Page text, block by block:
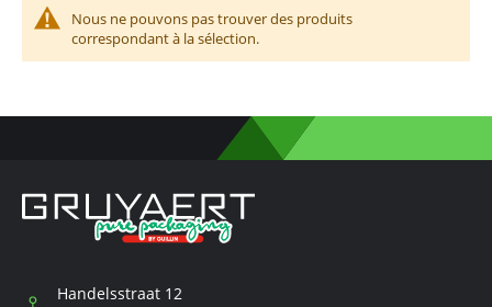
Nous ne pouvons pas trouver des produits
correspondant à la sélection.
Handelsstraat 12